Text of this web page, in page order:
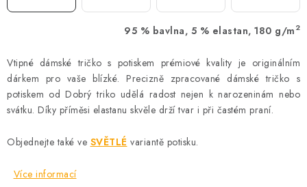
95 % bavlna, 5 % elastan, 180 g/m 2
Vtipné dámské tričko s potiskem prémiové kvality je originálním
dárkem pro vaše blízké. Precizně zpracované dámské tričko s
potiskem od Dobrý triko udělá radost nejen k narozeninám nebo
svátku. Díky příměsi elastanu skvěle drží tvar i při častém praní.
Objednejte také ve SVĚTLÉ variantě potisku.
Více informací